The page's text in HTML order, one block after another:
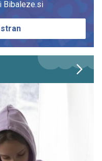
Bibaleze.si